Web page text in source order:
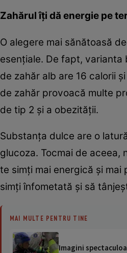
Zahărul îţi dă energie pe
O alegere mai sănătoasă
esenţiale. De fapt,
de zahăr alb are 16 calorii
de zahăr provoacă multe
de tip 2 şi a obezităţii.
Substanţa dulce are o
glucoza. Tocmai de
te simţi mai energică şi
simţi înfometată şi să
MAI MULTE PENTRU TINE
Imagini